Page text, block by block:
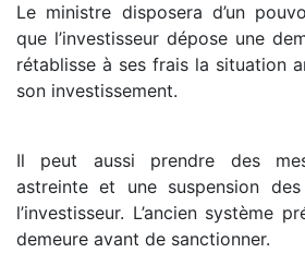
Le ministre disposera d’un
que l’investisseur dépose une
rétablisse à ses frais la situation
son investissement.
Il peut aussi prendre des
astreinte et une suspension
l’investisseur. L’ancien système
demeure avant de sanctionner.